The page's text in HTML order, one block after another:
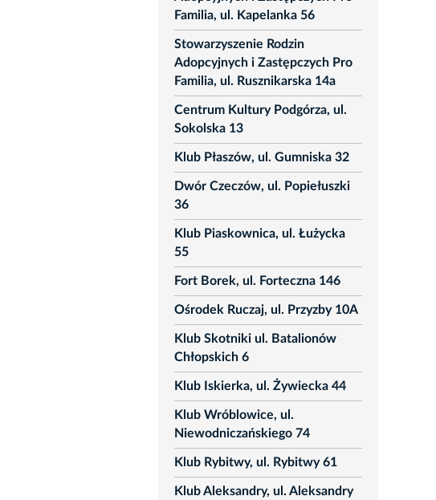
Familia, ul. Kapelanka 56
Stowarzyszenie Rodzin
Adopcyjnych i Zastępczych Pro
Familia, ul. Rusznikarska 14a
Centrum Kultury Podgórza, ul.
Sokolska 13
Klub Płaszów, ul. Gumniska 32
Dwór Czeczów, ul. Popiełuszki
36
Klub Piaskownica, ul. Łużycka
55
Fort Borek, ul. Forteczna 146
Ośrodek Ruczaj, ul. Przyzby 10A
Klub Skotniki ul. Batalionów
Chłopskich 6
Klub Iskierka, ul. Żywiecka 44
Klub Wróblowice, ul.
Niewodniczańskiego 74
Klub Rybitwy, ul. Rybitwy 61
Klub Aleksandry, ul. Aleksandry